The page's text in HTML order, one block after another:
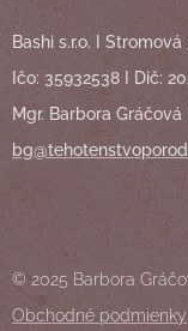
Bashi s.r.o. I
Ičo: 35932538 I Dič:
Mgr. Barbora Gráčová
© 2025 Barbora
Obchodné podmienky